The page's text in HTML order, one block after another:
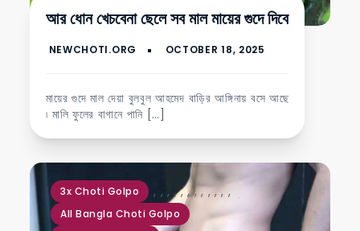
আর ধোন খেচবেনা ছেলে সব মাল মায়ের গুদে দিবে
মায়ের গুদে মাল দেয়া বুলবুল আহমেদ বাড়ির আঙ্গিনায় বসে আছে
৷ মালি ফুলের বাগানে পানি […]
3x Choti Golpo ,
All Bangla Choti Golpo
,,,,,,,,,, ,